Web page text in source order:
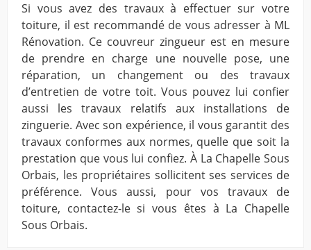
Si vous avez des travaux à effectuer sur votre
toiture, il est recommandé de vous adresser à ML
Rénovation. Ce couvreur zingueur est en mesure
de prendre en charge une nouvelle pose, une
réparation, un changement ou des travaux
d’entretien de votre toit. Vous pouvez lui confier
aussi les travaux relatifs aux installations de
zinguerie. Avec son expérience, il vous garantit des
travaux conformes aux normes, quelle que soit la
prestation que vous lui confiez. À La Chapelle Sous
Orbais, les propriétaires sollicitent ses services de
préférence. Vous aussi, pour vos travaux de
toiture, contactez-le si vous êtes à La Chapelle
Sous Orbais.